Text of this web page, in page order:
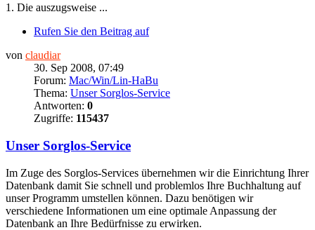
1. Die auszugsweise ...
Rufen Sie den Beitrag auf
von claudiar
30. Sep 2008, 07:49
Forum: Mac/Win/Lin-HaBu
Thema: Unser Sorglos-Service
Antworten: 0
Zugriffe: 115437
Unser Sorglos-Service
Im Zuge des Sorglos-Services übernehmen wir die Einrichtung Ihrer
Datenbank damit Sie schnell und problemlos Ihre Buchhaltung auf
unser Programm umstellen können. Dazu benötigen wir
verschiedene Informationen um eine optimale Anpassung der
Datenbank an Ihre Bedürfnisse zu erwirken.